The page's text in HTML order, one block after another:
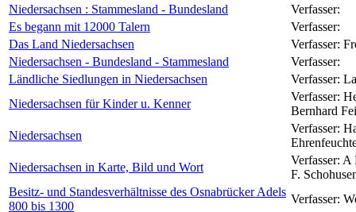
Niedersachsen : Stammesland - Bundesland
Verfasser:
Es begann mit 12000 Talern
Verfasser:
Das Land Niedersachsen
Verfasser:
Niedersachsen - Bundesland - Stammesland
Verfasser:
Ländliche Siedlungen in Niedersachsen
Verfasser:
Niedersachsen für Kinder u. Kenner
Verfasser:
Bernhard
Niedersachsen
Verfasser:
Niedersachsen in Karte, Bild und Wort
Verfasser: A
F.
Besitz- und Standesverhältnisse des Osnabrücker Adels
800 bis 1300
Verfasser: